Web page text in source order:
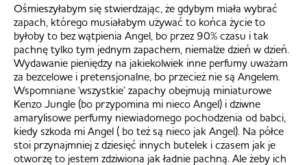
Ośmieszyłabym się stwierdzając, że gdybym miała wybrać
zapach, którego musiałabym używać to końca życie to
byłoby to bez wątpienia Angel, bo przez 90% czasu i tak
pachnę tylko tym jednym zapachem, niemalże dzień w dzień.
Wydawanie pieniędzy na jakiekolwiek inne perfumy uważam
za bezcelowe i pretensjonalne, bo przecież nie są Angelem.
Wspomniane 'wszystkie’ zapachy obejmują miniaturowe
Kenzo Jungle (bo przypomina mi nieco Angel) i dziwne
amarylisowe perfumy niewiadomego pochodzenia od babci,
kiedy szkoda mi Angel ( bo też są nieco jak Angel). Na półce
stoi przynajmniej z dziesięć innych butelek i czasem jak je
otworzę to jestem zdziwiona jak ładnie pachną. Ale żeby ich